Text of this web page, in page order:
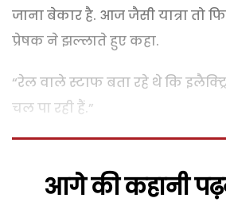
जाना बेकार है. आज जैसी यात्रा तो
प्रेषक ने झल्लाते हुए कहा.
“रेल वाले स्टाफ बता रहे थे कि
चल पा रही हैं.”
आगे की कहानी